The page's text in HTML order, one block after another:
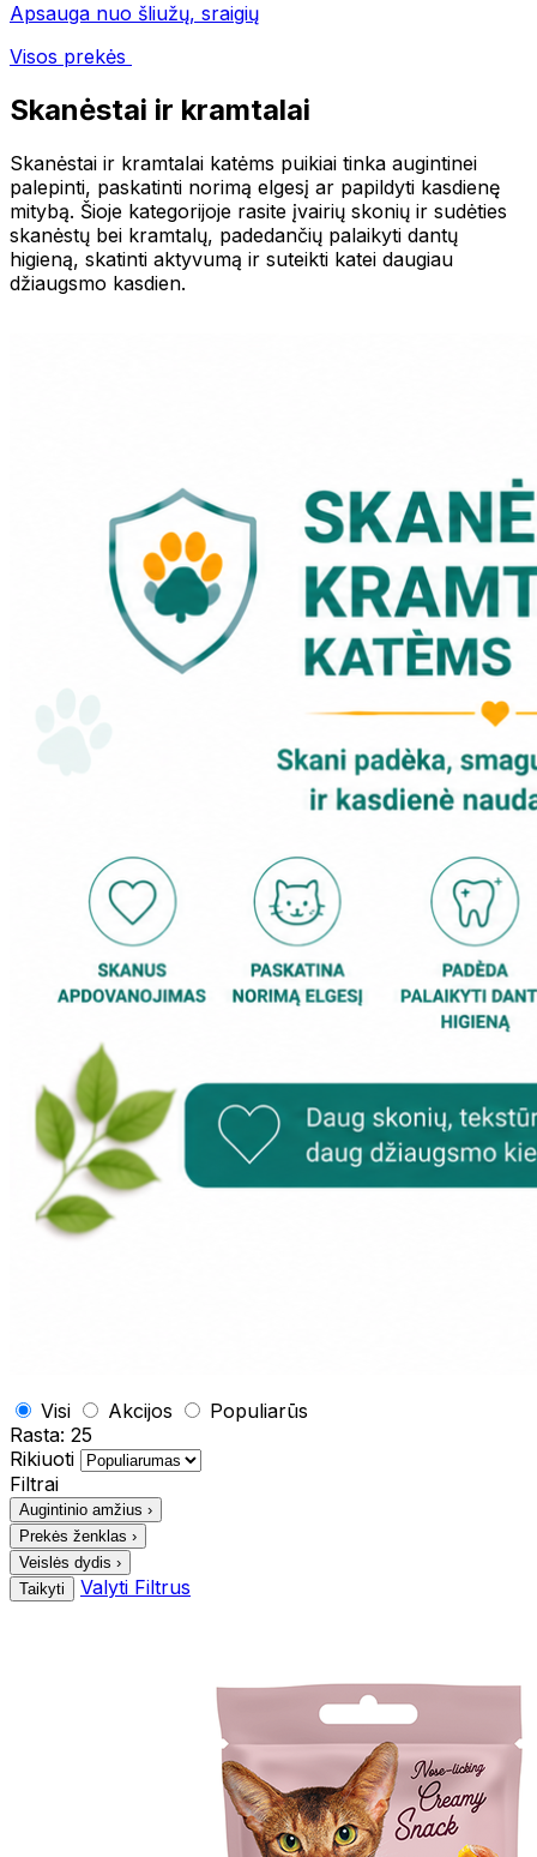
Apsauga nuo šliužų, sraigių
Visos prekės
Skanėstai ir kramtalai
Skanėstai ir kramtalai katėms puikiai tinka augintinei
palepinti, paskatinti norimą elgesį ar papildyti kasdienę
mitybą. Šioje kategorijoje rasite įvairių skonių ir sudėties
skanėstų bei kramtalų, padedančių palaikyti dantų
higieną, skatinti aktyvumą ir suteikti katei daugiau
džiaugsmo kasdien.
Visi Akcijos
Populiarūs
Rasta: 25
Rikiuoti
Filtrai
Augintinio amžius ›
Prekės ženklas ›
Veislės dydis ›
Taikyti
Valyti Filtrus